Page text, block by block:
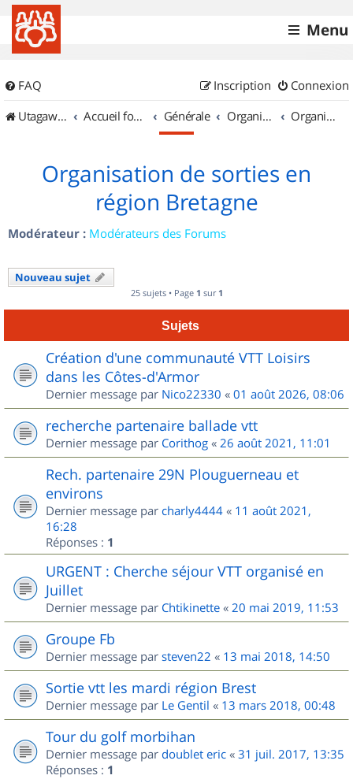
Menu
FAQ Connexion
Inscription
UtagawaVTT (Randos VTT et VTTAE avec traces GPS)
Accueil forum Générale Organisation de sorties & Recherche de partenaires Organisation de sorties en région Bretagne
Organisation de sorties en
région Bretagne
Modérateur : Modérateurs des Forums
Nouveau sujet
25 sujets • Page 1 sur 1
Sujets
Création d'une communauté VTT Loisirs
dans les Côtes-d'Armor
Dernier message par Nico22330 « 01 août 2026, 08:06
recherche partenaire ballade vtt
Dernier message par Corithog « 26 août 2021, 11:01
Rech. partenaire 29N Plouguerneau et
environs
Dernier message par charly4444 « 11 août 2021,
16:28
Réponses : 1
URGENT : Cherche séjour VTT organisé en
Juillet
Dernier message par Chtikinette « 20 mai 2019, 11:53
Groupe Fb
Dernier message par steven22 « 13 mai 2018, 14:50
Sortie vtt les mardi région Brest
Dernier message par Le Gentil « 13 mars 2018, 00:48
Tour du golf morbihan
Dernier message par doublet eric « 31 juil. 2017, 13:35
Réponses : 1